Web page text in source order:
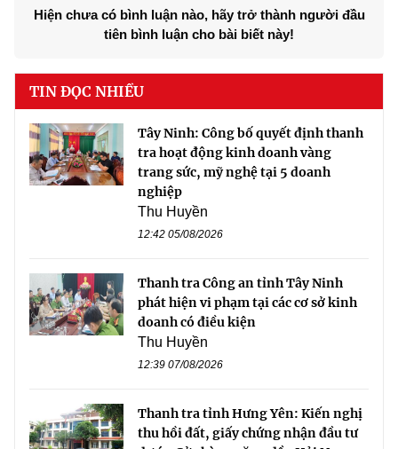
Hiện chưa có bình luận nào, hãy trở thành người đầu
tiên bình luận cho bài biết này!
TIN ĐỌC NHIỀU
Tây Ninh: Công bố quyết định thanh
tra hoạt động kinh doanh vàng
trang sức, mỹ nghệ tại 5 doanh
nghiệp
Thu Huyền
12:42 05/08/2026
Thanh tra Công an tỉnh Tây Ninh
phát hiện vi phạm tại các cơ sở kinh
doanh có điều kiện
Thu Huyền
12:39 07/08/2026
Thanh tra tỉnh Hưng Yên: Kiến nghị
thu hồi đất, giấy chứng nhận đầu tư